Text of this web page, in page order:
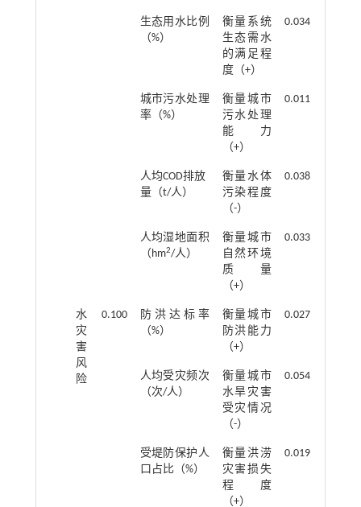
生态用水比例
（%）
衡量系统
生态需水
的满足程
度（+）
0.034
城市污水处理
率（%）
衡量城市
污水处理
能力
（+）
0.011
人均COD排放
量（t/人）
衡量水体
污染程度
（-）
0.038
人均湿地面积
（hm2/人）
衡量城市
自然环境
质量
（+）
0.033
水
灾
害
风
险
0.100
防洪达标率
（%）
衡量城市
防洪能力
（+）
0.027
人均受灾频次
（次/人）
衡量城市
水旱灾害
受灾情况
（-）
0.054
受堤防保护人
口占比（%）
衡量洪涝
灾害损失
程度
（+）
0.019